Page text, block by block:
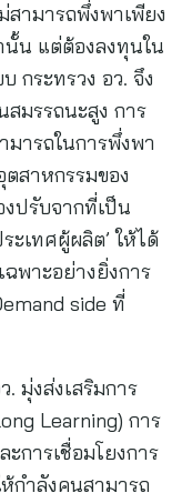
สามารถพึ่งพาเพียง
นั้น แต่ต้องลงทุนใน
กระทรวง อว. จึง
มรรถนะสูง การ
มารถในการพึ่งพา
สาหกรรมของ
งปรับจากที่เป็น
ะเทศผู้ผลิต’ ให้ได้
พาะอย่างยิ่งการ
side ที่
มุ่งส่งเสริมการ
Learning) การ
การเชื่อมโยงการ
กำลังคนสามารถ